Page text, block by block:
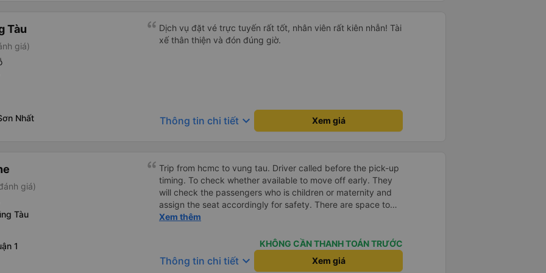
Tàu
giá)
Nhất
Dịch vụ đặt vé trực tuyến rất tốt, nhân viên rất kiên nhẫn! Tài
xế thân thiện và đón đúng giờ.
Thông tin chi tiết keyboard_arrow_down Xem giá
giá)
Tàu
1
Trip from hcmc to vung tau. Driver called before the pick-up
timing. To check whether available to move off early. They
will check the passengers who is children or maternity and
assign the seat accordingly for safety. There are space to
put your luggage. The charging port and LCD screen is not
comfortable and you can adjust the seat to the maximum
compared to other seat. It comes with massage seat. One
stop point for Toilet break available. You can choose the
Xem thêm
KHÔNG CẦN THANH TOÁN TRƯỚC
Thông tin chi tiết keyboard_arrow_down Xem giá